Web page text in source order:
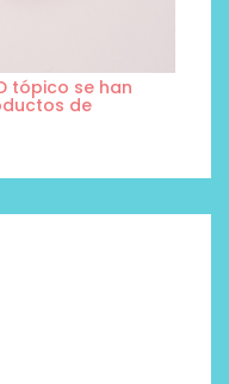
tópico se han
de